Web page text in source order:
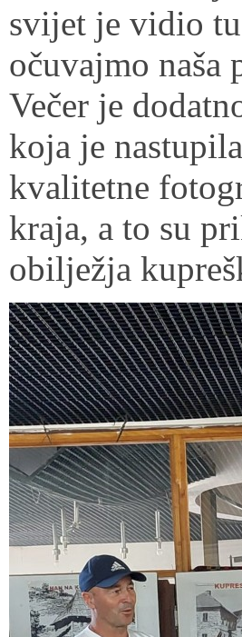
svijet je vidio
očuvajmo naša
Večer je
koja je
kvalitetne
kraja, a to su
obilježja